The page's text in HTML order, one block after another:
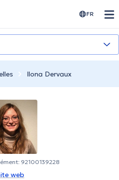
FR
Ilona Dervaux
92100139228
web